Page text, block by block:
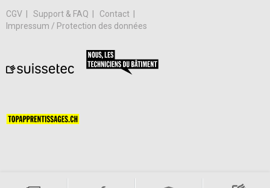
CGV Support & FAQ
Contact
Impressum / Protection des données